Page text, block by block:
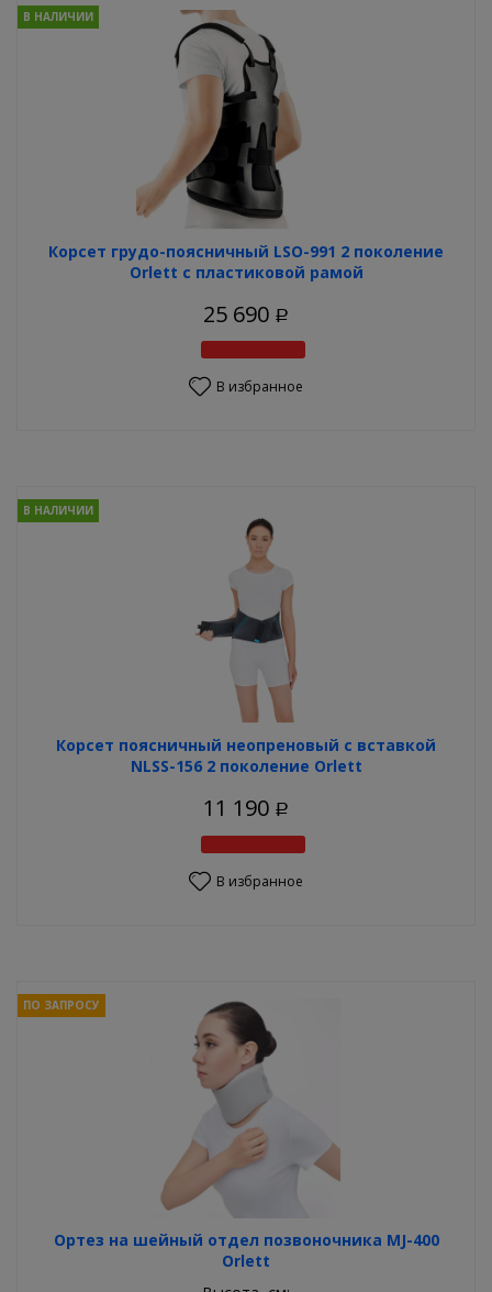
Корсет грудо-поясничный LSO-991 2 поколение
Orlett с пластиковой рамой
В НАЛИЧИИ
25 690 Р
В избранное
Корсет поясничный неопреновый с вставкой
NLSS-156 2 поколение Orlett
В НАЛИЧИИ
11 190 Р
В избранное
Ортез на шейный отдел позвоночника MJ-400
Orlett
ПО ЗАПРОСУ